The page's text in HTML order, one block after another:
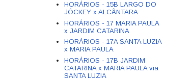
HORÁRIOS - 15B LARGO DO
JÓCKEY x ALCÂNTARA
HORÁRIOS - 17 MARIA PAULA
x JARDIM CATARINA
HORÁRIOS - 17A SANTA LUZIA
x MARIA PAULA
HORÁRIOS - 17B JARDIM
CATARINA x MARIA PAULA via
SANTA LUZIA